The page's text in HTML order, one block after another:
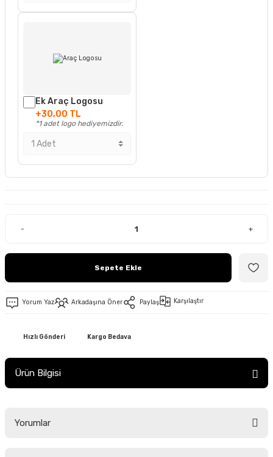
Ek Araç Logosu
+30,00 TL
*1 adet logo hediyemizdir.
- +
Sepete Ekle
Yorum Yaz Arkadaşına Öner Paylaş Karşılaştır
Hızlı Gönderi Kargo Bedava
Ürün Bilgisi
Yorumlar